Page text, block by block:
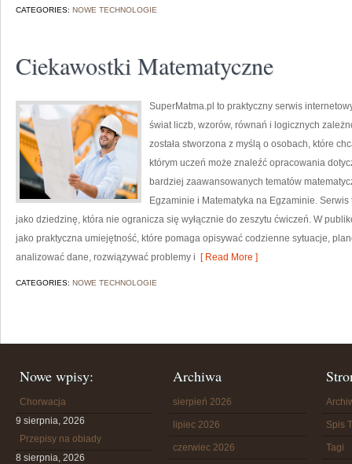
CATEGORIES: NOWE TECHNOLOGIE
Ciekawostki Matematyczne
SuperMatma.pl to praktyczny serwis
świat liczb, wzorów, równań i logicznych
została stworzona z myślą o osobach, które
którym uczeń może znaleźć opracowania
bardziej zaawansowanych tematów
Egzaminie i Matematyka na Egzaminie.
jako dziedzinę, która nie ogranicza się wyłącznie do zeszytu ćwiczeń. W
jako praktyczna umiejętność, które pomaga opisywać codzienne sytuacje,
analizować dane, rozwiązywać problemy i [ Read More ]
CATEGORIES: NOWE TECHNOLOGIE
Nowe wpisy:
Chorwacja
9 sierpnia, 2026
Przepisy na obiady
8 sierpnia, 2026
Archiwa
sierpień 2026
lipiec 2026
czerwiec 2026
Spis
Tagi